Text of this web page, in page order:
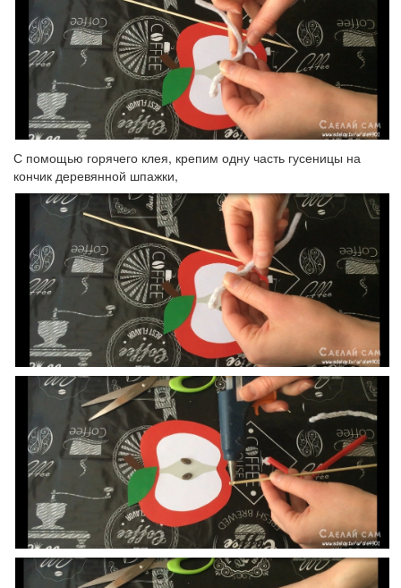
С помощью горячего клея, крепим одну часть гусеницы на
кончик деревянной шпажки,